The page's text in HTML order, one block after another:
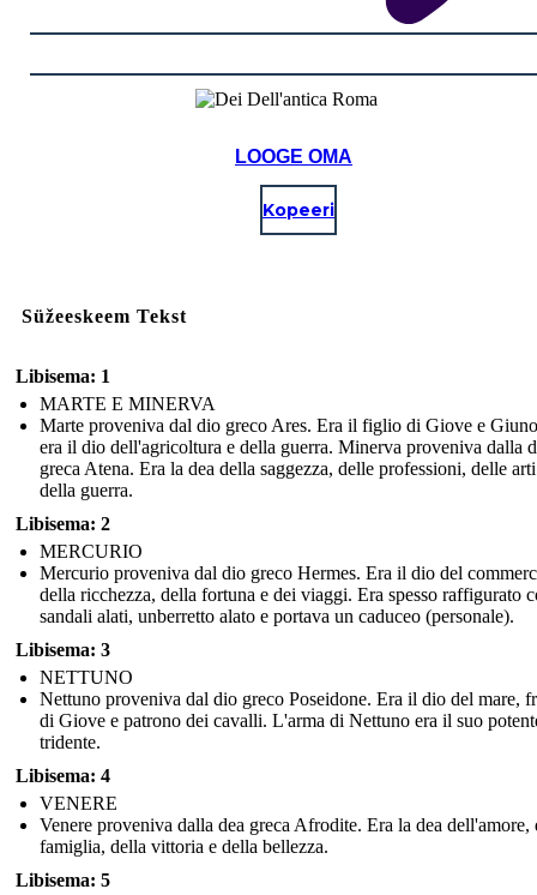
LOOGE OMA
Kopeeri
Süžeeskeem Tekst
Libisema: 1
MARTE E MINERVA
Marte proveniva dal dio greco Ares. Era il figlio di Giove e
era il dio dell'agricoltura e della guerra. Minerva proveniva dalla
greca Atena. Era la dea della saggezza, delle professioni, delle
della guerra.
Libisema: 2
MERCURIO
Mercurio proveniva dal dio greco Hermes. Era il dio del
della ricchezza, della fortuna e dei viaggi. Era spesso raffigurato
sandali alati, unberretto alato e portava un caduceo (personale).
Libisema: 3
NETTUNO
Nettuno proveniva dal dio greco Poseidone. Era il dio del mare,
di Giove e patrono dei cavalli. L'arma di Nettuno era il suo
tridente.
Libisema: 4
VENERE
Venere proveniva dalla dea greca Afrodite. Era la dea dell'amore,
famiglia, della vittoria e della bellezza.
Libisema: 5